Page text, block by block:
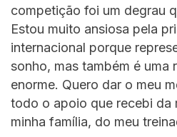
competição foi um degrau
Estou muito ansiosa pela
internacional porque
sonho, mas também é uma
enorme. Quero dar o meu
todo o apoio que recebi da
minha família, do meu